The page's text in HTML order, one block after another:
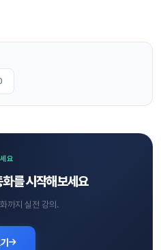
요
를 시작해보세요
까지 실전 강의.